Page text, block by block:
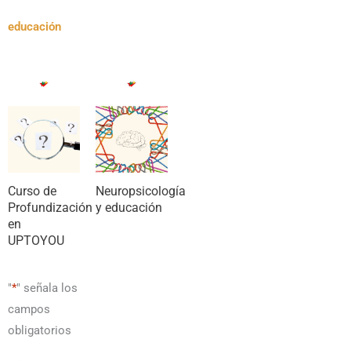
educación
Curso de
Profundización
en
UPTOYOU
"*" señala los
campos
obligatorios
Neuropsicología
y educación